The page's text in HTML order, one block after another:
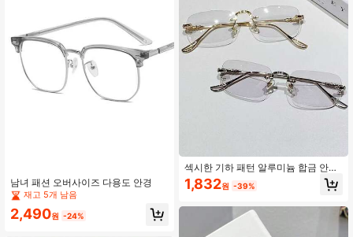
남녀 패션 오버사이즈 다용도 안경
재고 5개 남음
2,490원 -24%
섹시한 기하 패턴 알루미늄 합금 안경,
사계절용
1,832원 -39%